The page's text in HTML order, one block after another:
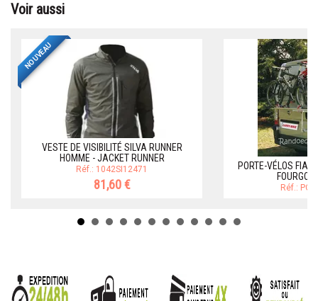
Voir aussi
NOUVEAU
VESTE DE VISIBILITÉ SILVA RUNNER
HOMME - JACKET RUNNER
Réf.: 1042SI12471
81,60 €
PORTE-VÉLOS
Réf.: